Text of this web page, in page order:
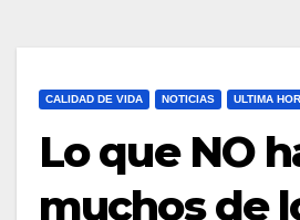
CALIDAD DE VIDA NOTICIAS ULTIMA
Lo que NO
muchos de